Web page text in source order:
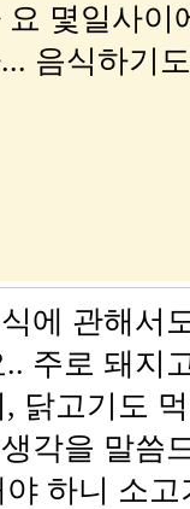
요 몇일사
음식하기
에 관해서
.. 주로 돼지
닭고기도
각을 말씀
하니 소